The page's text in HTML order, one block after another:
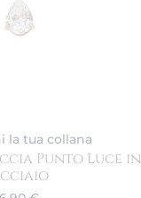
la tua collana
Punto Luce in